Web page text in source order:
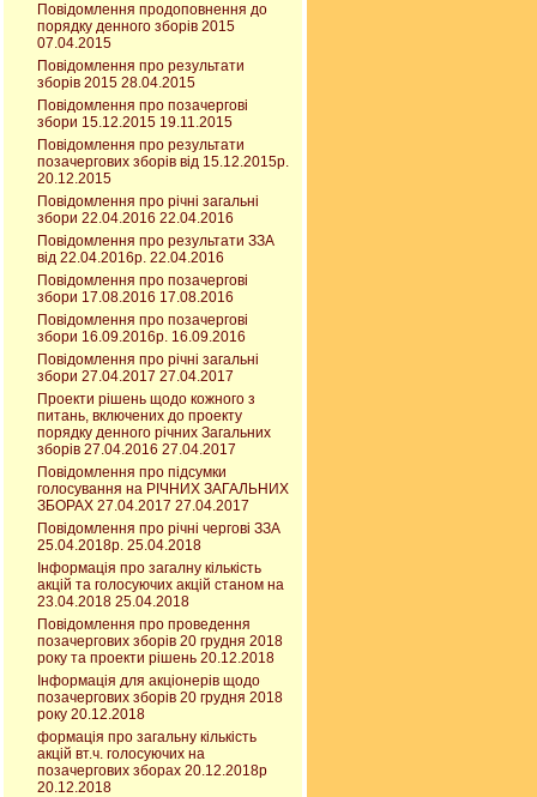
Повідомлення продоповнення до
порядку денного зборів 2015
07.04.2015
Повідомлення про результати
зборів 2015 28.04.2015
Повідомлення про позачергові
збори 15.12.2015 19.11.2015
Повідомлення про результати
позачергових зборів від 15.12.2015р.
20.12.2015
Повідомлення про річні загальні
збори 22.04.2016 22.04.2016
Повідомлення про результати ЗЗА
від 22.04.2016р. 22.04.2016
Повідомлення про позачергові
збори 17.08.2016 17.08.2016
Повідомлення про позачергові
збори 16.09.2016р. 16.09.2016
Повідомлення про річні загальні
збори 27.04.2017 27.04.2017
Проекти рішень щодо кожного з
питань, включених до проекту
порядку денного річних Загальних
зборів 27.04.2016 27.04.2017
Повідомлення про підсумки
голосування на РІЧНИХ ЗАГАЛЬНИХ
ЗБОРАХ 27.04.2017 27.04.2017
Повідомлення про річні чергові ЗЗА
25.04.2018р. 25.04.2018
Інформація про загалну кількість
акцій та голосуючих акцій станом на
23.04.2018 25.04.2018
Повідомлення про проведення
позачергових зборів 20 грудня 2018
року та проекти рішень 20.12.2018
Інформація для акціонерів щодо
позачергових зборів 20 грудня 2018
року 20.12.2018
формація про загальну кількість
акцій вт.ч. голосуючих на
позачергових зборах 20.12.2018р
20.12.2018